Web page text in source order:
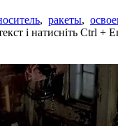
, ракеты,
і натисніть Ctrl +